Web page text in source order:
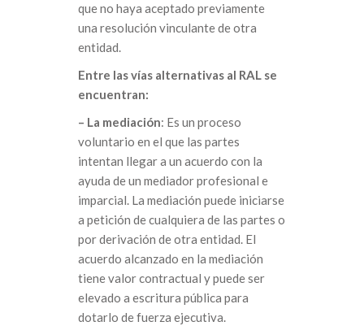
que no haya aceptado previamente
una resolución vinculante de otra
entidad.
Entre las vías alternativas al RAL se
encuentran:
– La mediación: Es un proceso
voluntario en el que las partes
intentan llegar a un acuerdo con la
ayuda de un mediador profesional e
imparcial. La mediación puede iniciarse
a petición de cualquiera de las partes o
por derivación de otra entidad. El
acuerdo alcanzado en la mediación
tiene valor contractual y puede ser
elevado a escritura pública para
dotarlo de fuerza ejecutiva.